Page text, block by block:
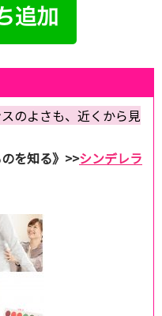
のよさも、近くから見
を知る》>>シンデレラ